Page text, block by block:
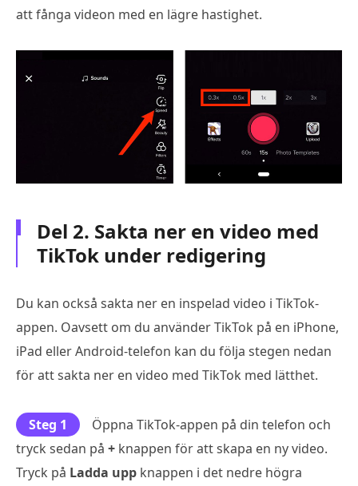
att fånga videon med en lägre hastighet.
Del 2. Sakta ner en video med
TikTok under redigering
Du kan också sakta ner en inspelad video i TikTok-
appen. Oavsett om du använder TikTok på en iPhone,
iPad eller Android-telefon kan du följa stegen nedan
för att sakta ner en video med TikTok med lätthet.
Steg 1
Öppna TikTok-appen på din telefon och
tryck sedan på + knappen för att skapa en ny video.
Tryck på Ladda upp knappen i det nedre högra